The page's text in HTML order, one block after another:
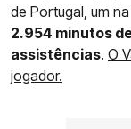
de Portugal, um
2.954 minutos
assistências. O
jogador.